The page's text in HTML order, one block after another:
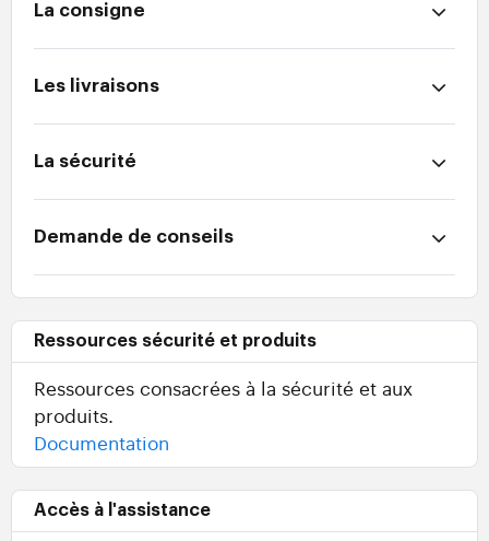
La consigne
Les livraisons
La sécurité
Demande de conseils
Ressources sécurité et produits
Ressources consacrées à la sécurité et aux
produits.
Documentation
Accès à l'assistance